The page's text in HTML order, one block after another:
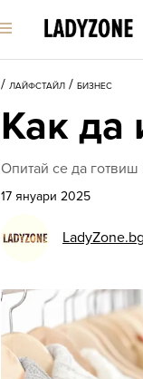
/ ЛАЙФСТАЙЛ / БИЗНЕС
Как да
Опитай се да
17 януари 2025
LadyZone.bg